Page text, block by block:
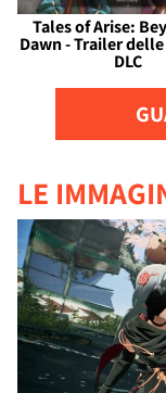
Tales of Arise:
Dawn - Trailer
DLC
LE